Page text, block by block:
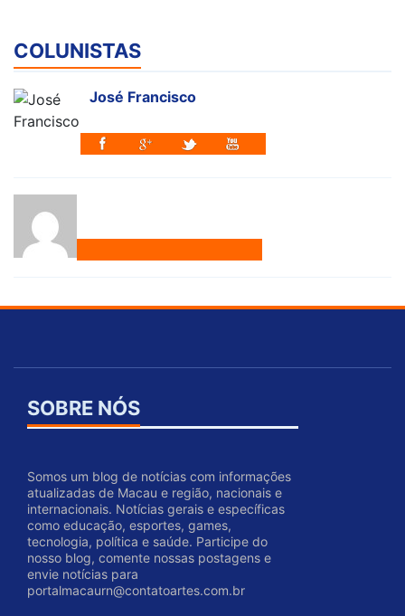
COLUNISTAS
José Francisco
SOBRE NÓS
Somos um blog de notícias com informações
atualizadas de Macau e região, nacionais e
internacionais. Notícias gerais e específicas
como educação, esportes, games,
tecnologia, política e saúde. Participe do
nosso blog, comente nossas postagens e
envie notícias para
portalmacaurn@contatoartes.com.br